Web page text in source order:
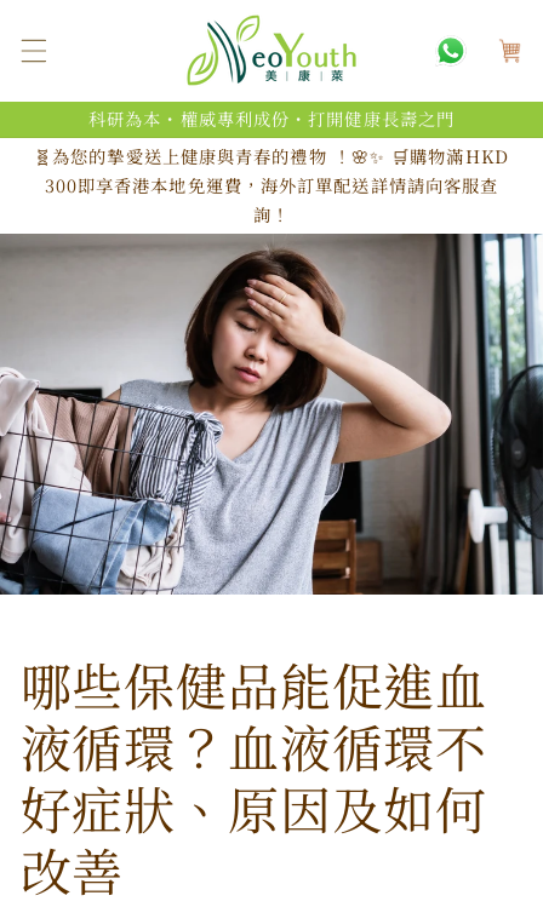
容
物
科研為本・權威專利成份・打開健康長壽之門
🧬為您的摯愛送上健康與青春的禮物 ！🌸✨ 🛒購物滿HKD
300即享香港本地免運費，海外訂單配送詳情請向客服查
詢！
哪些保健品能促進血
液循環？血液循環不
好症狀、原因及如何
改善